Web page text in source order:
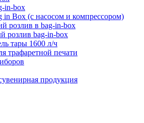
in-box
in Box (с насосом и компрессором)
розлив в bag-in-box
розлив bag-in-box
тары 1600 л/ч
трафаретной печати
продукция